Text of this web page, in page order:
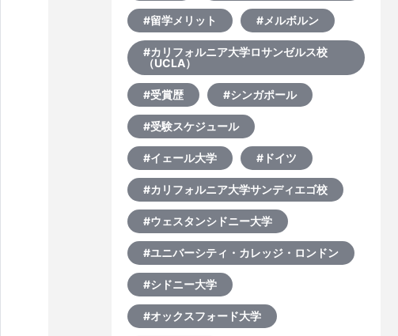
#留学メリット #メルボルン
#カリフォルニア大学ロサンゼルス校
（UCLA）
#受賞歴 #シンガポール
#受験スケジュール
#イェール大学 #ドイツ
#カリフォルニア大学サンディエゴ校
#ウェスタンシドニー大学
#ユニバーシティ・カレッジ・ロンドン
#シドニー大学
#オックスフォード大学